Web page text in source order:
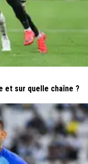
et sur quelle chaîne ?